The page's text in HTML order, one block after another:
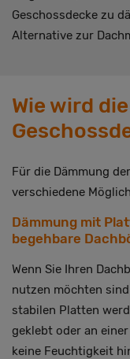
Geschossdecke zu
Alternative zur
Wie wird
Für die Dämmung
verschiedene
Dämmung mit
begehbare
Wenn Sie Ihren
nutzen möchten
stabilen Platten
geklebt oder an
keine Feuchtigkeit